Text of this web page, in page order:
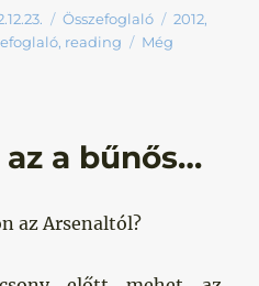
Kategória
Összefoglaló Címke
2012,
, reading
Még
a bűnős…
az Arsenaltól?